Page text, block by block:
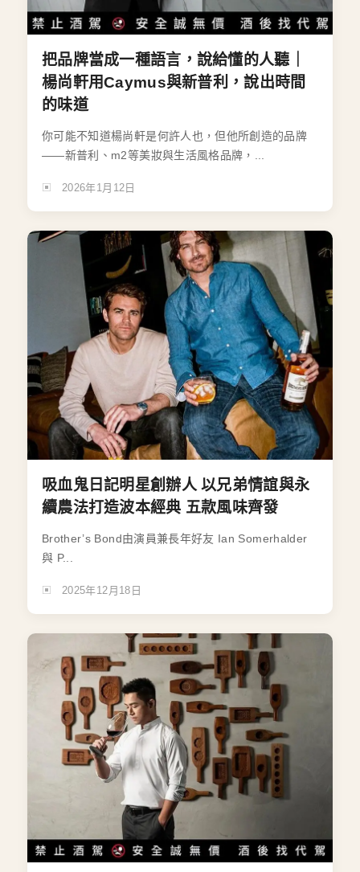
把品牌當成一種語言，說給懂的人聽｜
楊尚軒用Caymus與新普利，說出時間
的味道
你可能不知道楊尚軒是何許人也，但他所創造的品牌
——新普利、m2等美妝與生活風格品牌，...
2026年1月12日
吸血鬼日記明星創辦人 以兄弟情誼與永
續農法打造波本經典 五款風味齊發
Brother’s Bond由演員兼長年好友 Ian Somerhalder
與 P...
2025年12月18日